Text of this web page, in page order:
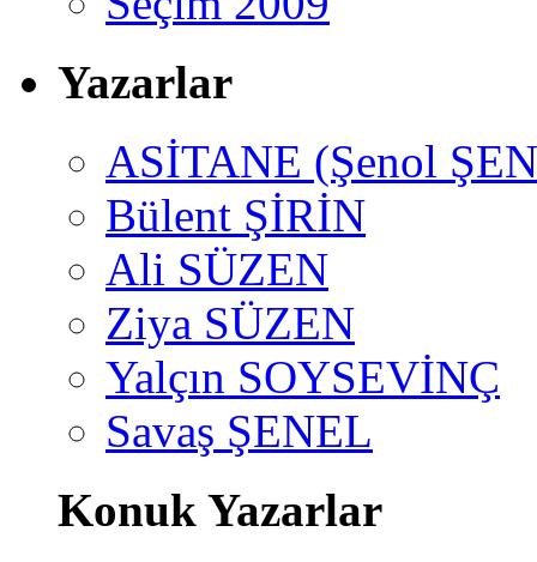
Yazarlar
ASİTANE (Şenol
Bülent ŞİRİN
Ali SÜZEN
Ziya SÜZEN
Yalçın SOYSEVİNÇ
Savaş ŞENEL
Konuk Yazarlar